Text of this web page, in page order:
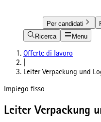
Per candidati
Ricerca
Menu
Offerte di lavoro
Leiter Verpackung und
Impiego fisso
Leiter Verpackung